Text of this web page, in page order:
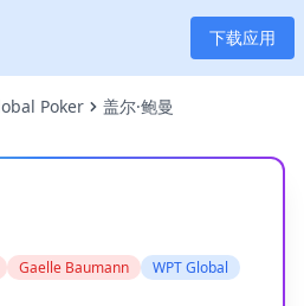
下载应用
首页
新闻
扑克
Poker 盖尔·鲍曼
Gaelle Baumann
WPT Global